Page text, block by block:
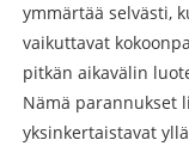
ymmärtää selvästi,
vaikuttavat
pitkän aikavälin
Nämä parannukset
yksinkertaistavat